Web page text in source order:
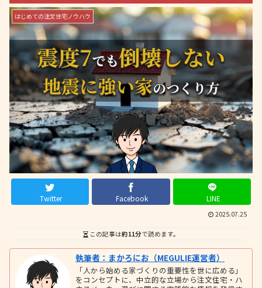
はじめての注文住宅ノウハウ
Twitter Facebook LINE
2025.07.25
この記事は約11分で読めます。
執筆者：まかろにお（MEGULIE運営者）
「人から始める家づくりの重要性を世に広める」
をコンセプトに、中立的な立場から注文住宅・ハ